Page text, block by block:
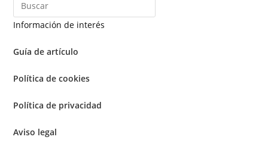
Información de interés
Guía de artículo
Política de cookies
Política de privacidad
Aviso legal